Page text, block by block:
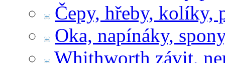
Čepy, hřeby, kolíky,
Oka, napínáky,
Whithworth závit,